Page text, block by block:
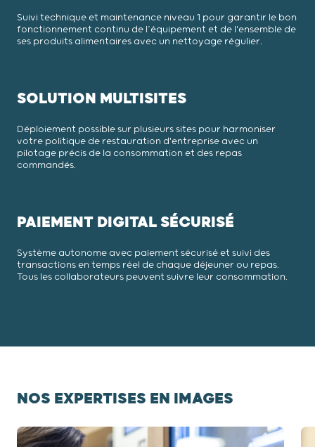
Suivi technique et maintenance niveau 1 pour garantir le bon
fonctionnement continu de l’équipement et de l'ensemble de
ses produits alimentaires avec un nettoyage régulier.
SOLUTION MULTISITES
Déploiement possible sur plusieurs sites pour harmoniser
votre politique de restauration d'entreprise avec un
pilotage précis de la consommation et des repas
commandés.
PAIEMENT DIGITAL SÉCURISÉ
Système autonome avec paiement sécurisé et suivi des
transactions en temps réel de chaque déjeuner ou repas.
Tous les collaborateurs peuvent suivre leur consommation.
NOS EXPERTISES EN IMAGES
Diapositive 1 / 4